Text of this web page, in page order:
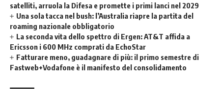
satelliti, arruola la Difesa e promette i primi lanci nel 2029
Una sola tacca nel bush: l’Australia riapre la partita del
roaming nazionale obbligatorio
La seconda vita dello spettro di Ergen: AT&T affida a
Ericsson i 600 MHz comprati da EchoStar
Fatturare meno, guadagnare di più: il primo semestre di
Fastweb+Vodafone è il manifesto del consolidamento